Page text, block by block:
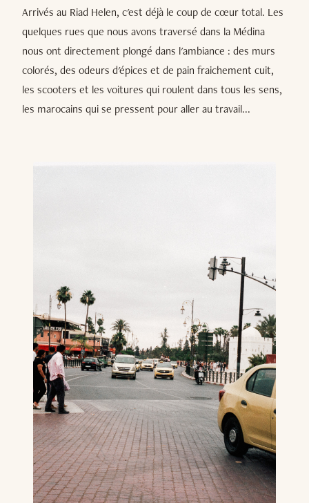
Arrivés au Riad Helen, c'est déjà le coup de cœur total. Les
quelques rues que nous avons traversé dans la Médina
nous ont directement plongé dans l'ambiance : des murs
colorés, des odeurs d'épices et de pain fraichement cuit,
les scooters et les voitures qui roulent dans tous les sens,
les marocains qui se pressent pour aller au travail...